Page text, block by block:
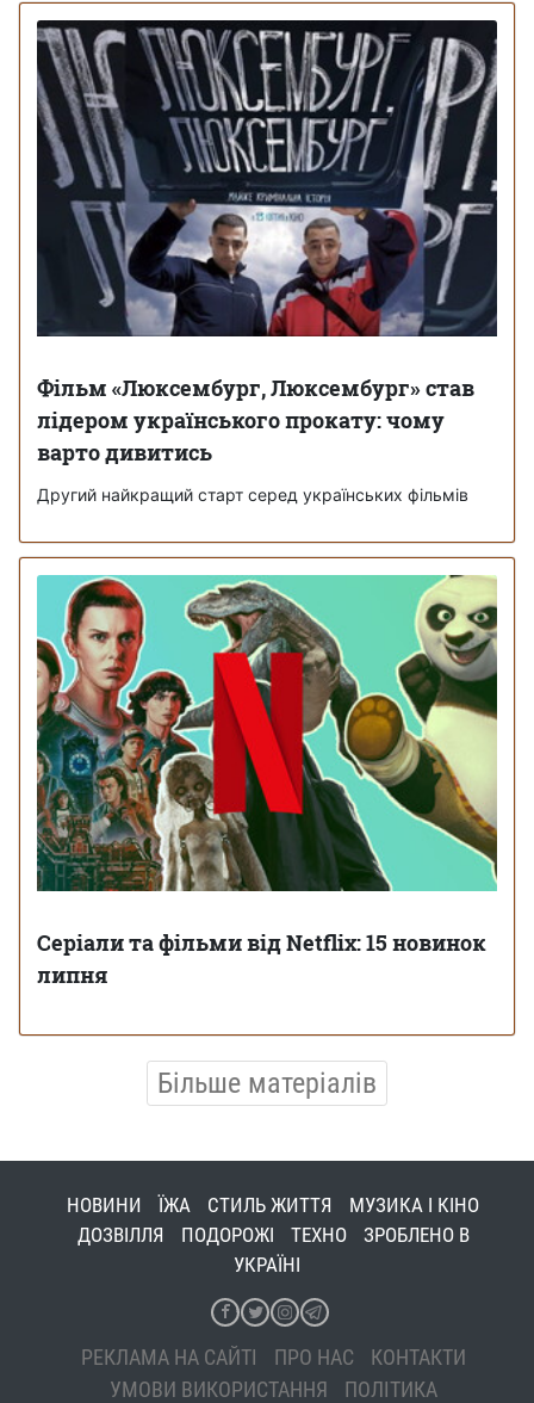
Фільм «Люксембург, Люксембург» став
лідером українського прокату: чому
варто дивитись
Другий найкращий старт серед українських фільмів
Серіали та фільми від Netflix: 15 новинок
липня
Більше матеріалів
НОВИНИ ЇЖА СТИЛЬ ЖИТТЯ
МУЗИКА І КІНО
ДОЗВІЛЛЯ
ПОДОРОЖІ ТЕХНО
ЗРОБЛЕНО В
УКРАЇНІ
РЕКЛАМА НА САЙТІ ПРО НАС
КОНТАКТИ
УМОВИ ВИКОРИСТАННЯ
ПОЛІТИКА